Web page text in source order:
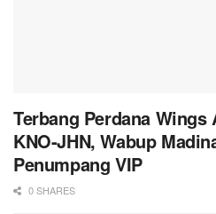
Terbang Perdana Wings
KNO-JHN, Wabup
Penumpang VIP
0 SHARES